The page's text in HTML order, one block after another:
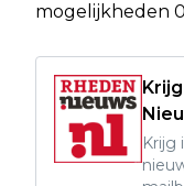
mogelijkheden
Krijg